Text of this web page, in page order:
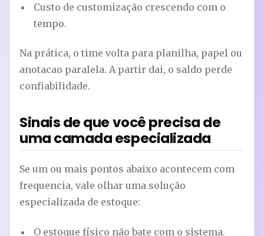
Custo de customização crescendo com o
tempo.
Na prática, o time volta para planilha, papel ou
anotacao paralela. A partir dai, o saldo perde
confiabilidade.
Sinais de que você precisa de
uma camada especializada
Se um ou mais pontos abaixo acontecem com
frequencia, vale olhar uma solução
especializada de estoque:
O estoque físico não bate com o sistema.